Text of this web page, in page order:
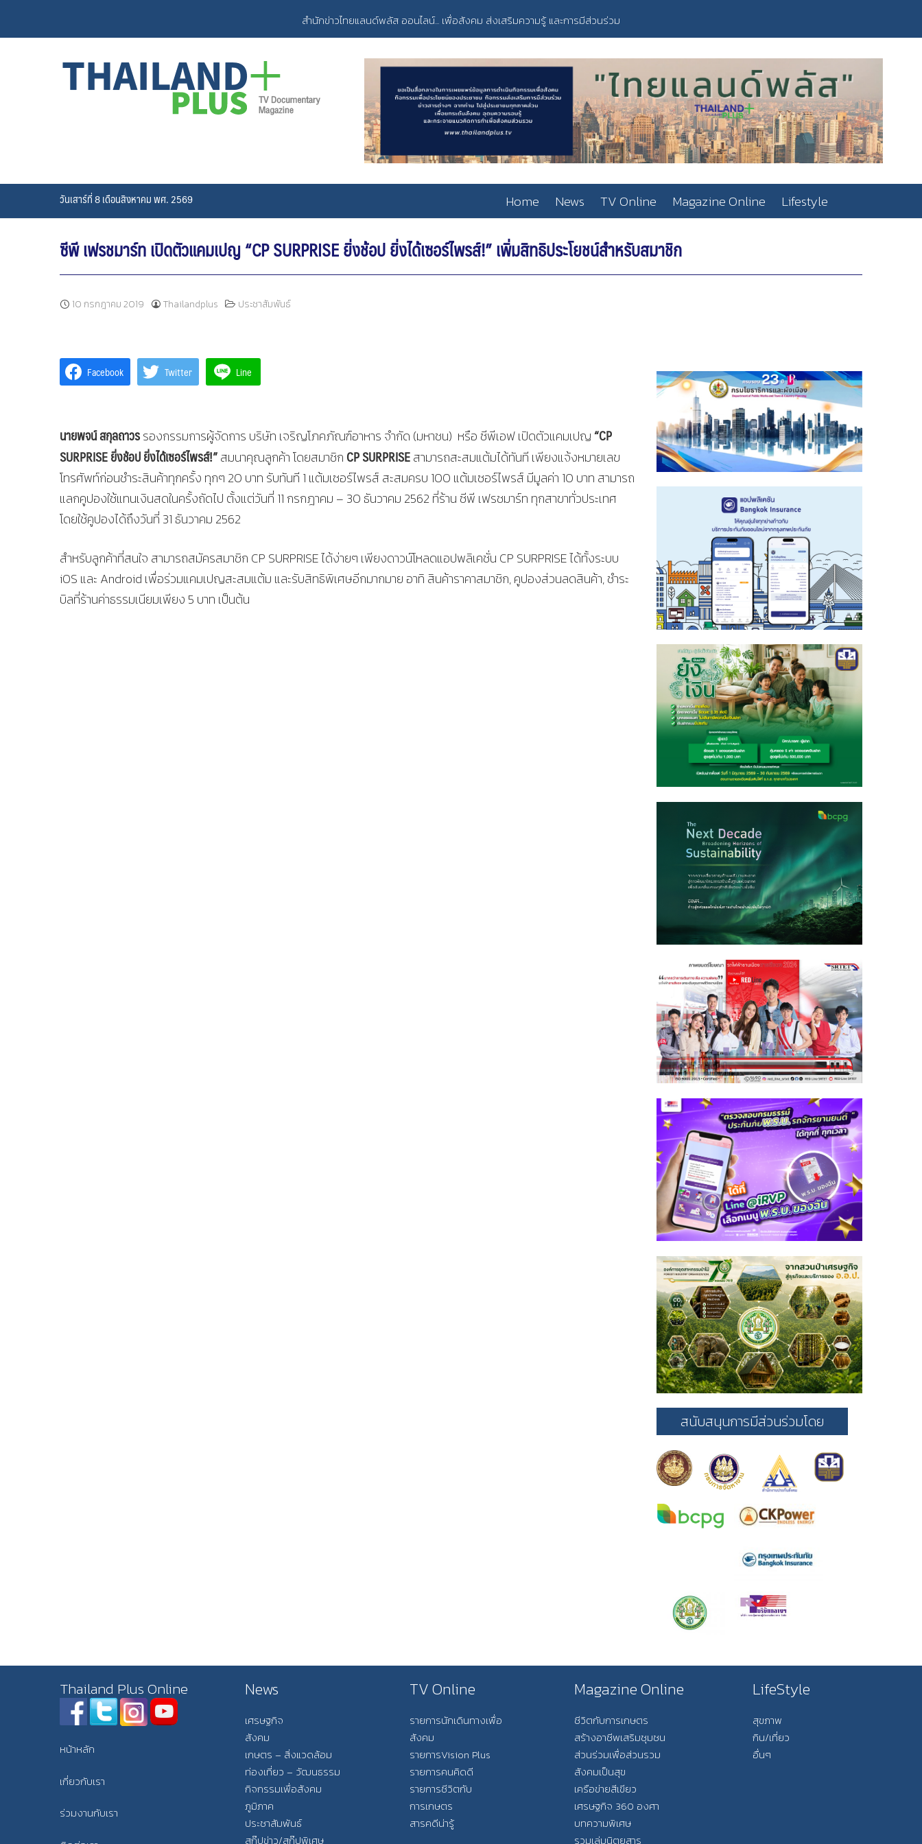
content
สำนักข่าวไทยแลนด์พลัส ออนไลน์... เพื่อสังคม ส่งเสริมความรู้ และการมีส่วนร่วม
วันเสาร์ที่ 8 เดือนสิงหาคม พศ. 2569 Home News TV Online Magazine Online Lifestyle
ซีพี เฟรชมาร์ท เปิดตัวแคมเปญ “CP SURPRISE ยิ่งช้อป ยิ่งได้เซอร์ไพรส์!” เพิ่มสิทธิประโยชน์สำหรับสมาชิก
10 กรกฎาคม 2019 Thailandplus ประชาสัมพันธ์
Facebook Twitter Line
นายพจน์ สกุลถาวรรองกรรมการผู้จัดการ บริษัท เจริญโภคภัณฑ์อาหาร จำกัด (มหาชน) หรือ ซีพีเอฟ เปิดตัวแคมเปญ“CP
SURPRISE ยิ่งช้อป ยิ่งได้เซอร์ไพรส์!”สมนาคุณลูกค้า โดยสมาชิก CP SURPRISEสามารถสะสมแต้มได้ทันที เพียงแจ้งหมายเลข
โทรศัพท์ก่อนชำระสินค้าทุกครั้ง ทุกๆ 20 บาท รับทันที 1 แต้มเซอร์ไพรส์ สะสมครบ 100 แต้มเซอร์ไพรส์ มีมูลค่า 10 บาท สามารถ
แลกคูปองใช้แทนเงินสดในครั้งถัดไป ตั้งแต่วันที่ 11 กรกฎาคม – 30 ธันวาคม 2562 ที่ร้าน ซีพี เฟรชมาร์ท ทุกสาขาทั่วประเทศ
โดยใช้คูปองได้ถึงวันที่ 31 ธันวาคม 2562
สำหรับลูกค้าที่สนใจ สามารถสมัครสมาชิก CP SURPRISE ได้ง่ายๆ เพียงดาวน์โหลดแอปพลิเคชั่น CP SURPRISE ได้ทั้งระบบ
iOS และ Android เพื่อร่วมแคมเปญสะสมแต้ม และรับสิทธิพิเศษอีกมากมาย อาทิ สินค้าราคาสมาชิก, คูปองส่วนลดสินค้า, ชำระ
บิลที่ร้านค่าธรรมเนียมเพียง 5 บาท เป็นต้น
สนับสนุนการมีส่วนร่วมโดย
Thailand Plus Online
หน้าหลัก
เกี่ยวกับเรา
ร่วมงานกับเรา
News
เศรษฐกิจ
สังคม
เกษตร – สิ่งแวดล้อม
ท่องเที่ยว – วัฒนธรรม
กิจกรรมเพื่อสังคม
ภูมิภาค
ประชาสัมพันธ์
สกู๊ปข่าว/สกู๊ปพิเศษ
TV Online
รายการนักเดินทางเพื่อ
สังคม
รายการVision Plus
รายการคนคิดดี
รายการชีวิตกับ
การเกษตร
สารคดีน่ารู้
Magazine Online
ชีวิตกับการเกษตร
สร้างอาชีพเสริมชุมชน
ส่วนร่วมเพื่อส่วนรวม
สังคมเป็นสุข
เครือข่ายสีเขียว
เศรษฐกิจ 360 องศา
บทความพิเศษ
รวมเล่มนิตยสาร
LifeStyle
สุขภาพ
กิน/เที่ยว
อื่นๆ